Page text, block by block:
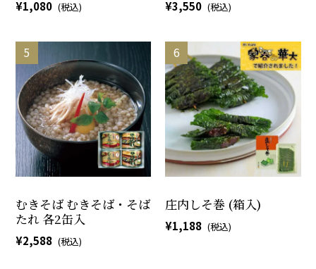
1,080 3,550
むきそば むきそば・そば
たれ 各2缶入
2,588
庄内しそ巻 (箱入)
1,188